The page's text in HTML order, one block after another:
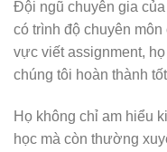
Đội ngũ chuyên gia của
có trình độ chuyên
vực viết assignment,
chúng tôi hoàn thành
Họ không chỉ am hiểu
học mà còn thường